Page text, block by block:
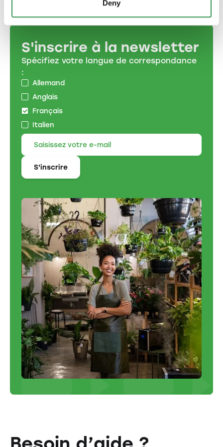
Deny
S'inscrire à la newsletter
Spécifiez votre langue de correspondance
:
Allemand
Anglais
Français
Italien